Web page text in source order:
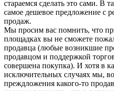
стараемся сделать это сами. В
самое дешевое предложение с
продаж.
Мы просим вас помнить, что
площадках вы не сможете
продавца (любые возникшие
продавцом и поддержкой
совершена покупка). И хотя в
исключительных случаях мы,
преждложения какого-то